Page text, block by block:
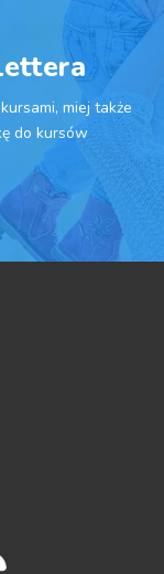
miej także
do kursów